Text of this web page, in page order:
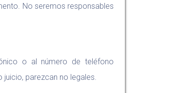
No seremos responsables
o al número de teléfono
parezcan no legales.